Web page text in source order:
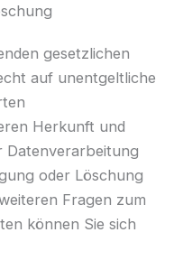
gesetzlichen
auf unentgeltliche
Herkunft und
Datenverarbeitung
oder Löschung
Fragen zum
können Sie sich